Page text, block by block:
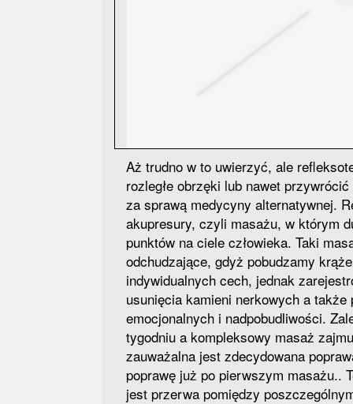
Aż trudno w to uwierzyć, ale
rozległe obrzęki lub nawet
za sprawą medycyny alternatywnej.
akupresury, czyli masażu, w którym
punktów na ciele człowieka. Taki
odchudzające, gdyż pobudzamy
indywidualnych cech, jednak
usunięcia kamieni nerkowych a
emocjonalnych i nadpobudliwości.
tygodniu a kompleksowy masaż
zauważalna jest zdecydowana
poprawę już po pierwszym masażu..
jest przerwa pomiędzy